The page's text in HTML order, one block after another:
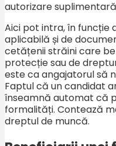
autorizare
Aici pot intra, în
aplicabilă și de
cetățenii străini care
protecție sau de
este ca angajatorul să
Faptul că un candidat
înseamnă automat că
formalități. Contează
dreptul de muncă.